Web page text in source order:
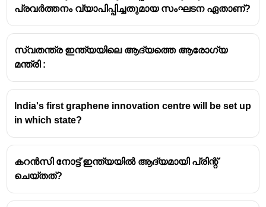
പ്രവർത്തനം വ്യാപിപ്പിച്ചതുമായ സംഘടന ഏതാണ്?
സ്വതന്ത്ര ഇന്ത്യയിലെ ആദ്യത്തെ ആരോഗ്യ
മന്ത്രി :
India's first graphene innovation centre will be set up
in which state?
കറൻസി നോട്ട് ഇന്ത്യയിൽ ആദ്യമായി പ്രിന്റ്
ചെയ്തത്?